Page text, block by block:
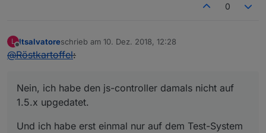
0
L
Offline
ltsalvatoreschrieb am 10. Dez. 2018, 12:28
zuletzt editiert von
@Röstkartoffel:
Nein, ich habe den js-controller damals nicht auf
1.5.x upgedatet.
Und ich habe erst einmal nur auf dem Test-System